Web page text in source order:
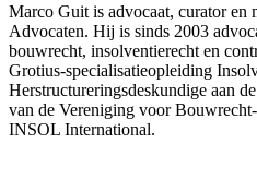
Marco Guit is advocaat, curator en
Advocaten. Hij is sinds 2003
bouwrecht, insolventierecht en
Grotius-specialisatieopleiding
Herstructureringsdeskundige aan
van de Vereniging voor
INSOL International.